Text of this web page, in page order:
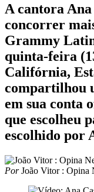
A cantora
concorrer
Grammy
quinta-feira
Califórnia,
compartilhou
em sua conta
que escolheu
escolhido por
PorJoão Vitor : Opina